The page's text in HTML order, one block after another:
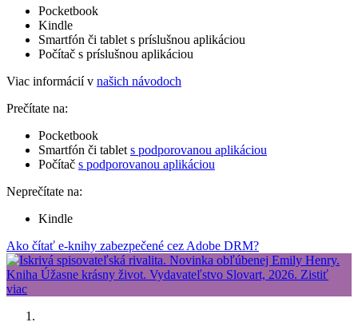
Pocketbook
Kindle
Smartfón či tablet s príslušnou aplikáciou
Počítač s príslušnou aplikáciou
Viac informácií v našich návodoch
Prečítate na:
Pocketbook
Smartfón či tablet s podporovanou aplikáciou
Počítač s podporovanou aplikáciou
Neprečítate na:
Kindle
Ako čítať e-knihy zabezpečené cez Adobe DRM?